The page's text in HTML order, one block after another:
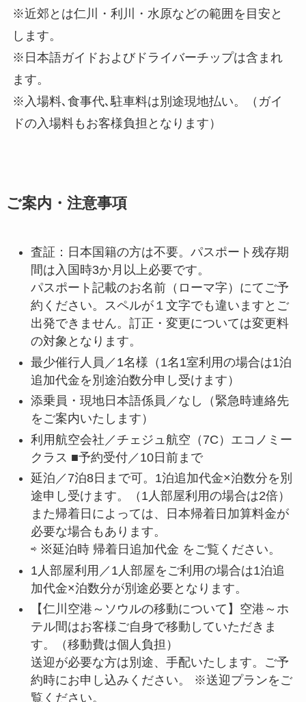
※近郊とは仁川・利川・水原などの範囲を目安と
します。
※日本語ガイドおよびドライバーチップは含まれ
ます。
※入場料､食事代､駐車料は別途現地払い。（ガイ
ドの入場料もお客様負担となります）
ご案内・注意事項
査証：日本国籍の方は不要。パスポート残存期
間は入国時3か月以上必要です。
パスポート記載のお名前（ローマ字）にてご予
約ください。スペルが１文字でも違いますとご
出発できません。訂正・変更については変更料
の対象となります。
最少催行人員／1名様（1名1室利用の場合は1泊
追加代金を別途泊数分申し受けます）
添乗員・現地日本語係員／なし（緊急時連絡先
をご案内いたします）
利用航空会社／チェジュ航空（7C）エコノミー
クラス ■予約受付／10日前まで
延泊／7泊8日まで可。1泊追加代金×泊数分を別
途申し受けます。（1人部屋利用の場合は2倍）
また帰着日によっては、日本帰着日加算料金が
必要な場合もあります。
⇨ ※延泊時 帰着日追加代金 をご覧ください。
1人部屋利用／1人部屋をご利用の場合は1泊追
加代金×泊数分が別途必要となります。
【仁川空港～ソウルの移動について】空港～ホ
テル間はお客様ご自身で移動していただきま
す。（移動費は個人負担）
送迎が必要な方は別途、手配いたします。ご予
約時にお申し込みください。 ※送迎プランをご
覧ください。